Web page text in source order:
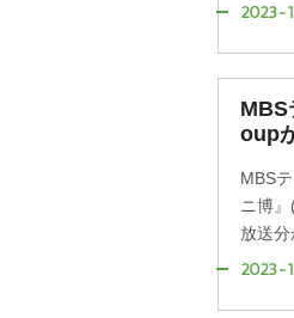
2023-
MBS
oup
MBS
ニ博
放送
2023-